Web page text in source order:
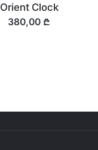
Orient Clock
380,00 ₾